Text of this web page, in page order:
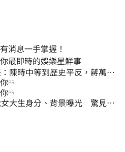
消息一手掌握！
最即時的娛樂星鮮事
陳時中等到歷史平反，蔣萬安
PR
PR
大生身分、背景曝光 驚見